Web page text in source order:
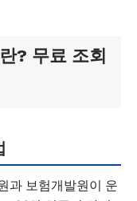
? 무료 조회
과 보험개발원이 운